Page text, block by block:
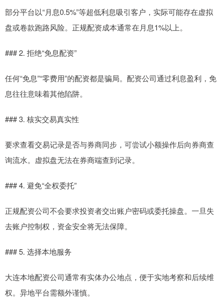
部分平台以“月息0.5%”等超低利息吸引客户，实际可能存在虚拟
盘或卷款跑路风险。正规配资成本通常在月息1%以上。
### 2. 拒绝“免息配资”
任何“免息”“零费用”的配资都是骗局。配资公司通过利息盈利，免
息往往意味着其他陷阱。
### 3. 核实交易真实性
要求查看交易记录是否与券商同步，可尝试小额操作后向券商查
询流水。虚拟盘无法在券商端查到记录。
### 4. 避免“全权委托”
正规配资公司不会要求投资者交出账户密码或委托操盘。一旦失
去账户控制权，资金安全将无法保障。
### 5. 选择本地服务
大连本地配资公司通常有实体办公地点，便于实地考察和后续维
权。异地平台需额外谨慎。